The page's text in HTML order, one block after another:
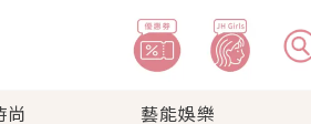
尚 藝能娛樂